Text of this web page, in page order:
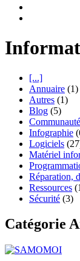
[...]
Annuaire (1)
Autres (1)
Blog (5)
Communauté
Infographie
Logiciels
Matériel
Réparation,
Ressources
Sécurité (3)
Catégorie